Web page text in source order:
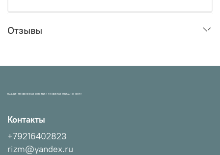
Отзывы
МАГАЗИН ПРОВЕРЕННЫХ СНАСТЕЙ И УЛОВИСТЫХ ПРИМАНОК НХНЧ!
Контакты
+79216402823
rizm@yandex.ru